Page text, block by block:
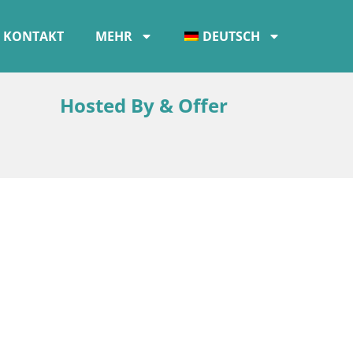
KONTAKT MEHR DEUTSCH
Hosted By & Offer